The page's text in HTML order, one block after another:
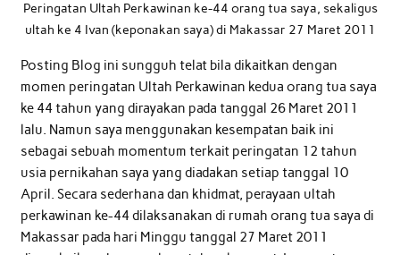
Peringatan Ultah Perkawinan ke-44 orang tua saya, sekaligus
ultah ke 4 Ivan (keponakan saya) di Makassar 27 Maret 2011
Posting Blog ini sungguh telat bila dikaitkan dengan
momen peringatan Ultah Perkawinan kedua orang tua saya
ke 44 tahun yang dirayakan pada tanggal 26 Maret 2011
lalu. Namun saya menggunakan kesempatan baik ini
sebagai sebuah momentum terkait peringatan 12 tahun
usia pernikahan saya yang diadakan setiap tanggal 10
April. Secara sederhana dan khidmat, perayaan ultah
perkawinan ke-44 dilaksanakan di rumah orang tua saya di
Makassar pada hari Minggu tanggal 27 Maret 2011